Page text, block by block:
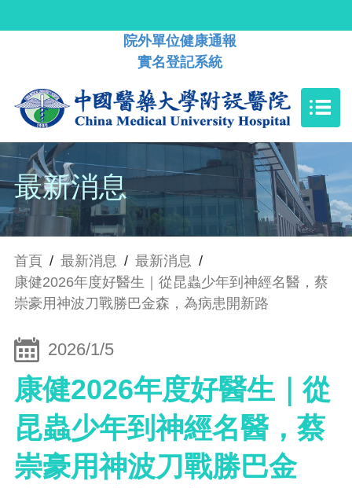
院外單位健康通報
實名登記系統
最新消息
首頁 / 最新消息 / 最新消息 /
康健2026年度好醫生｜從昆蟲少年到神經名醫，蔡
崇豪用神波刀戰勝巴金森，為病患開新路
2026/1/5
康健2026年度好醫生｜從
昆蟲少年到神經名醫，蔡
崇豪用神波刀戰勝巴金